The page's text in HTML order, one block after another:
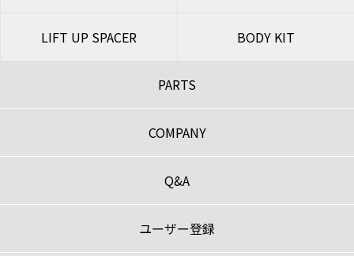
LIFT UP SPACER BODY KIT
PARTS
COMPANY
Q&A
ユーザー登録